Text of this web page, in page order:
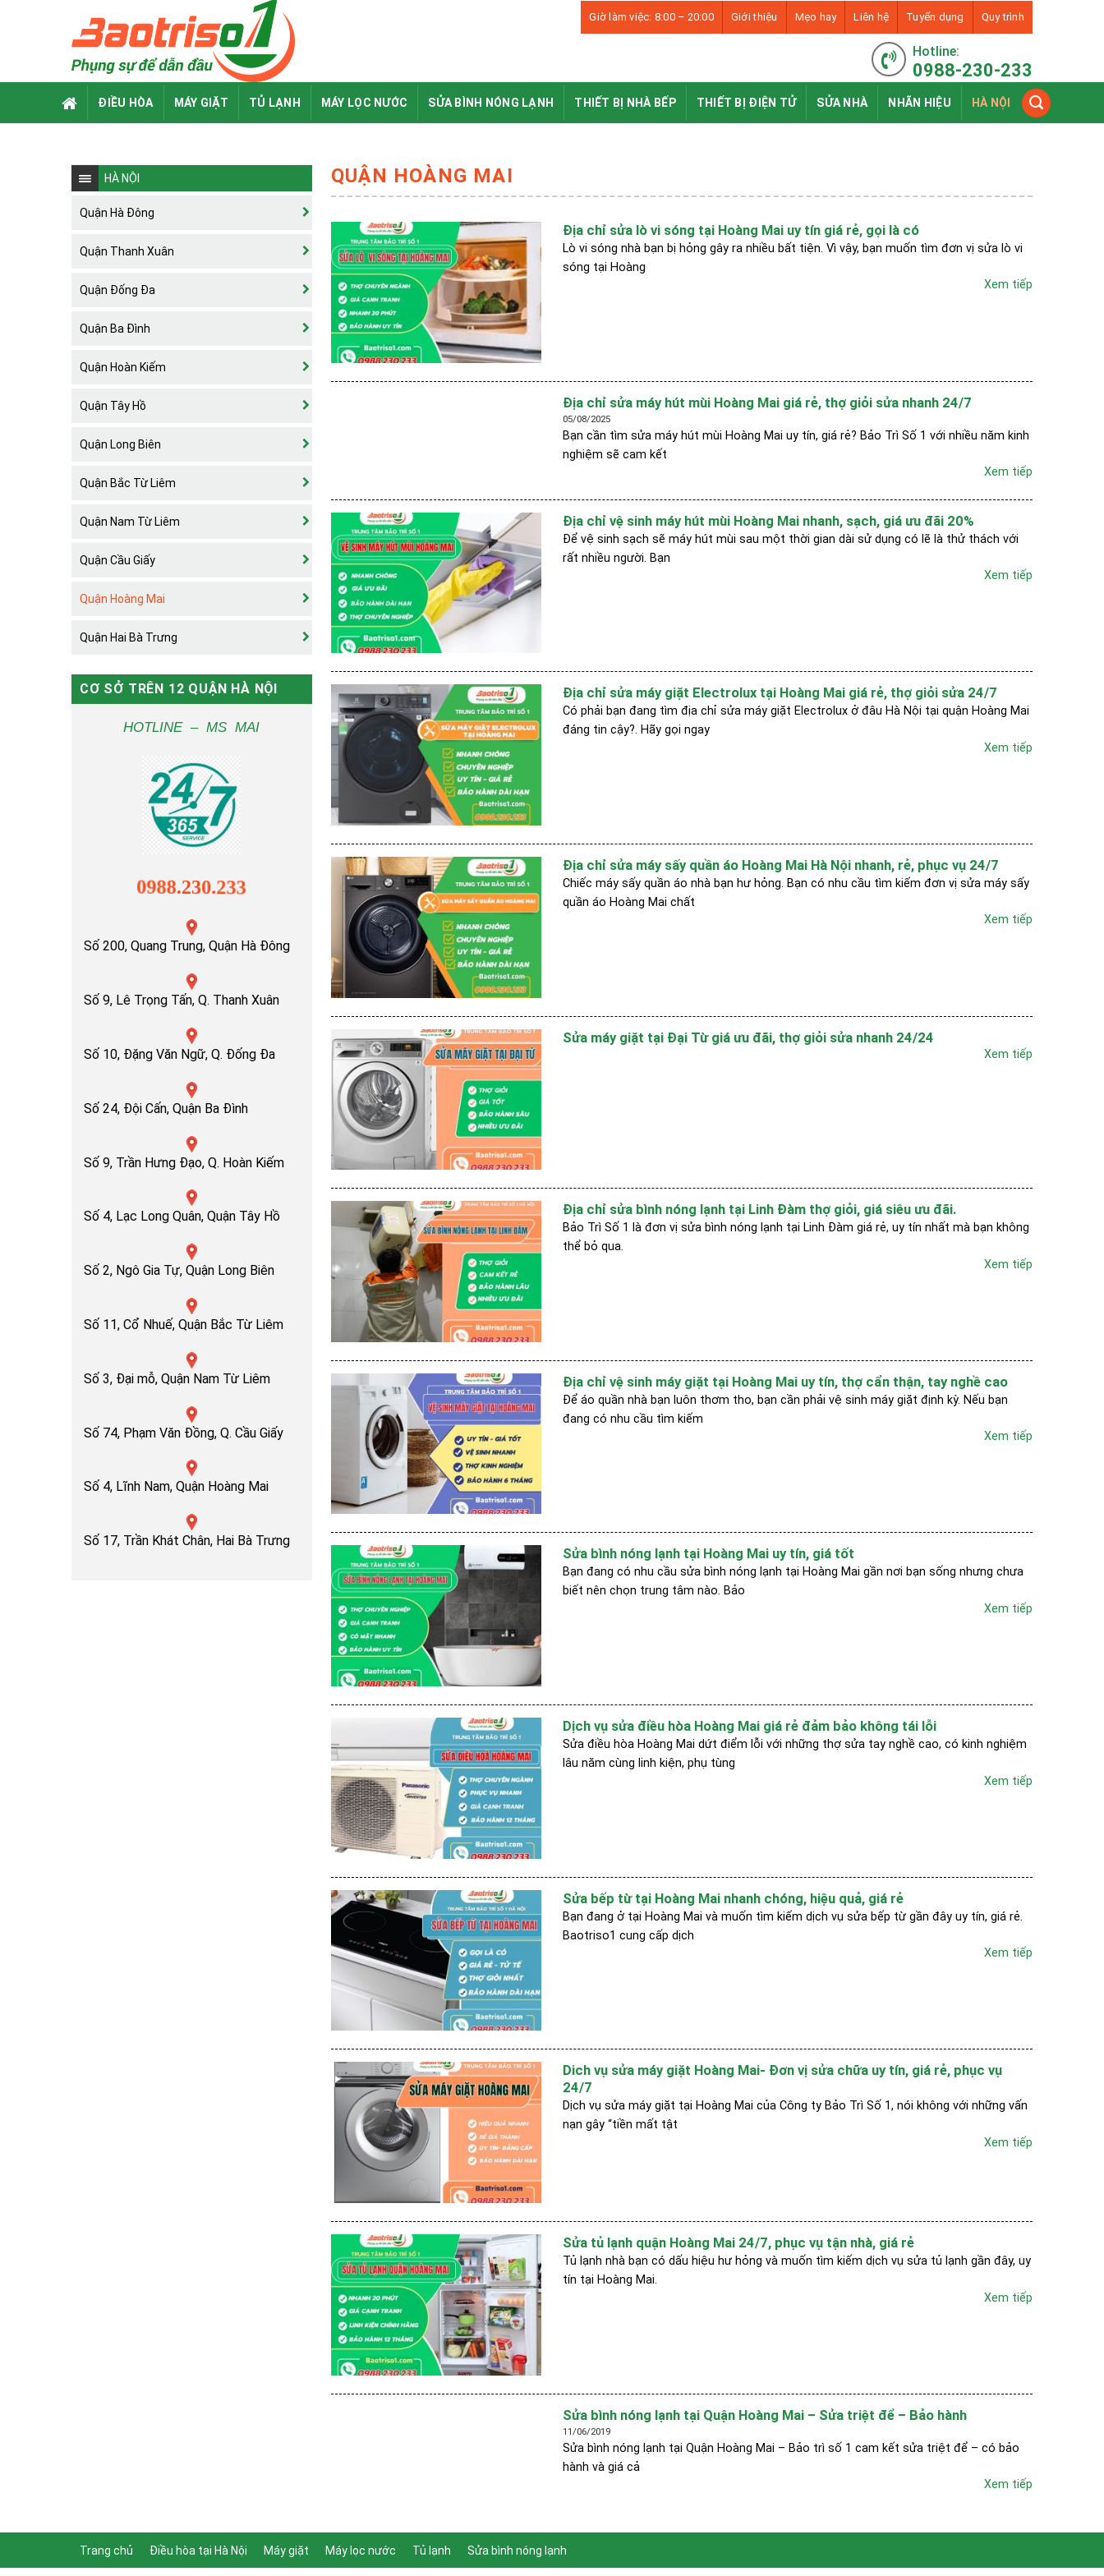
Giờ làm việc: 8:00 – 20:00 Giới thiệu Mẹo hay Liên hệ Tuyển dụng Quy trình
Hotline:
0988-230-233
ĐIỀU HÒA MÁY GIẶT TỦ LẠNH MÁY LỌC NƯỚC SỬA BÌNH NÓNG LẠNH THIẾT BỊ NHÀ BẾP THIẾT BỊ ĐIỆN TỬ SỬA NHÀ NHÃN HIỆU HÀ NỘI
HÀ NỘI
Quận Hà Đông
Quận Thanh Xuân
Quận Đống Đa
Quận Ba Đình
Quận Hoàn Kiếm
Quận Tây Hồ
Quận Long Biên
Quận Bắc Từ Liêm
Quận Nam Từ Liêm
Quận Cầu Giấy
Quận Hoàng Mai
Quận Hai Bà Trưng
CƠ SỞ TRÊN 12 QUẬN HÀ NỘI
HOTLINE – MS MAI
0988.230.233
Số 200, Quang Trung, Quận Hà Đông
Số 9, Lê Trọng Tấn, Q. Thanh Xuân
Số 10, Đặng Văn Ngữ, Q. Đống Đa
Số 24, Đội Cấn, Quận Ba Đình
Số 9, Trần Hưng Đạo, Q. Hoàn Kiếm
Số 4, Lạc Long Quân, Quận Tây Hồ
Số 2, Ngô Gia Tự, Quận Long Biên
Số 11, Cổ Nhuế, Quận Bắc Từ Liêm
Số 3, Đại mỗ, Quận Nam Từ Liêm
Số 74, Phạm Văn Đồng, Q. Cầu Giấy
Số 4, Lĩnh Nam, Quận Hoàng Mai
Số 17, Trần Khát Chân, Hai Bà Trưng
QUẬN HOÀNG MAI
Địa chỉ sửa lò vi sóng tại Hoàng Mai uy tín giá rẻ, gọi là có
Lò vi sóng nhà bạn bị hỏng gây ra nhiều bất tiện. Vì vậy, bạn muốn tìm đơn vị sửa lò vi
sóng tại Hoàng
Xem tiếp
Địa chỉ sửa máy hút mùi Hoàng Mai giá rẻ, thợ giỏi sửa nhanh 24/7
05/08/2025
Bạn cần tìm sửa máy hút mùi Hoàng Mai uy tín, giá rẻ? Bảo Trì Số 1 với nhiều năm kinh
nghiệm sẽ cam kết
Xem tiếp
Địa chỉ vệ sinh máy hút mùi Hoàng Mai nhanh, sạch, giá ưu đãi 20%
Để vệ sinh sạch sẽ máy hút mùi sau một thời gian dài sử dụng có lẽ là thử thách với
rất nhiều người. Bạn
Xem tiếp
Địa chỉ sửa máy giặt Electrolux tại Hoàng Mai giá rẻ, thợ giỏi sửa 24/7
Có phải bạn đang tìm địa chỉ sửa máy giặt Electrolux ở đâu Hà Nội tại quận Hoàng Mai
đáng tin cậy?. Hãy gọi ngay
Xem tiếp
Địa chỉ sửa máy sấy quần áo Hoàng Mai Hà Nội nhanh, rẻ, phục vụ 24/7
Chiếc máy sấy quần áo nhà bạn hư hỏng. Bạn có nhu cầu tìm kiếm đơn vị sửa máy sấy
quần áo Hoàng Mai chất
Xem tiếp
Sửa máy giặt tại Đại Từ giá ưu đãi, thợ giỏi sửa nhanh 24/24
Xem tiếp
Địa chỉ sửa bình nóng lạnh tại Linh Đàm thợ giỏi, giá siêu ưu đãi.
Bảo Trì Số 1 là đơn vị sửa bình nóng lạnh tại Linh Đàm giá rẻ, uy tín nhất mà bạn không
thể bỏ qua.
Xem tiếp
Địa chỉ vệ sinh máy giặt tại Hoàng Mai uy tín, thợ cẩn thận, tay nghề cao
Để áo quần nhà bạn luôn thơm tho, bạn cần phải vệ sinh máy giặt định kỳ. Nếu bạn
đang có nhu cầu tìm kiếm
Xem tiếp
Sửa bình nóng lạnh tại Hoàng Mai uy tín, giá tốt
Bạn đang có nhu cầu sửa bình nóng lạnh tại Hoàng Mai gần nơi bạn sống nhưng chưa
biết nên chọn trung tâm nào. Bảo
Xem tiếp
Dịch vụ sửa điều hòa Hoàng Mai giá rẻ đảm bảo không tái lỗi
Sửa điều hòa Hoàng Mai dứt điểm lỗi với những thợ sửa tay nghề cao, có kinh nghiệm
lâu năm cùng linh kiện, phụ tùng
Xem tiếp
Sửa bếp từ tại Hoàng Mai nhanh chóng, hiệu quả, giá rẻ
Bạn đang ở tại Hoàng Mai và muốn tìm kiếm dịch vụ sửa bếp từ gần đây uy tín, giá rẻ.
Baotriso1 cung cấp dịch
Xem tiếp
Dich vụ sửa máy giặt Hoàng Mai- Đơn vị sửa chữa uy tín, giá rẻ, phục vụ
24/7
Dịch vụ sửa máy giặt tại Hoàng Mai của Công ty Bảo Trì Số 1, nói không với những vấn
nạn gây “tiền mất tật
Xem tiếp
Sửa tủ lạnh quận Hoàng Mai 24/7, phục vụ tận nhà, giá rẻ
Tủ lạnh nhà bạn có dấu hiệu hư hỏng và muốn tìm kiếm dịch vụ sửa tủ lạnh gần đây, uy
tín tại Hoàng Mai.
Xem tiếp
Sửa bình nóng lạnh tại Quận Hoàng Mai – Sửa triệt để – Bảo hành
11/06/2019
Sửa bình nóng lạnh tại Quận Hoàng Mai – Bảo trì số 1 cam kết sửa triệt để – có bảo
hành và giá cả
Xem tiếp
Trang chủ Điều hòa tại Hà Nội Máy giặt Máy lọc nước Tủ lạnh Sửa bình nóng lạnh